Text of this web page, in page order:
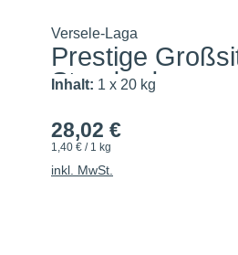
Versele-Laga
Prestige
Standard
Inhalt: 1 x 20 kg
28,02 €
1,40 € / 1 kg
inkl. MwSt.